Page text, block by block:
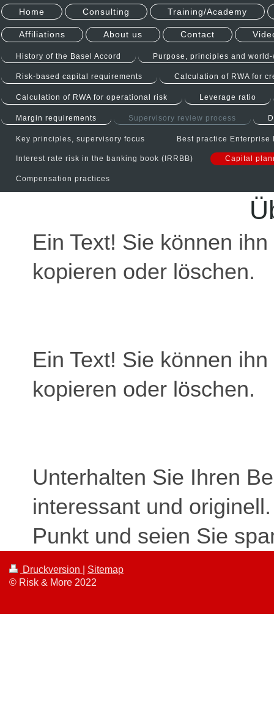
Home Consulting Training/Academy
Affiliations About us Contact
History of the Basel Accord Purpose, principles and
Risk-based capital requirements Calculation of RWA for
Calculation of RWA for operational risk Leverage ratio
Margin requirements Supervisory review process
Key principles, supervisory focus Best practice Enterprise
Interest rate risk in the banking book (IRRBB) Capital
Compensation practices
Ein Text! Sie können
kopieren oder löschen.
Ein Text! Sie können
kopieren oder löschen.
Unterhalten Sie Ihren
interessant und
Punkt und seien Sie
Druckversion
Sitemap
© Risk & More 2022